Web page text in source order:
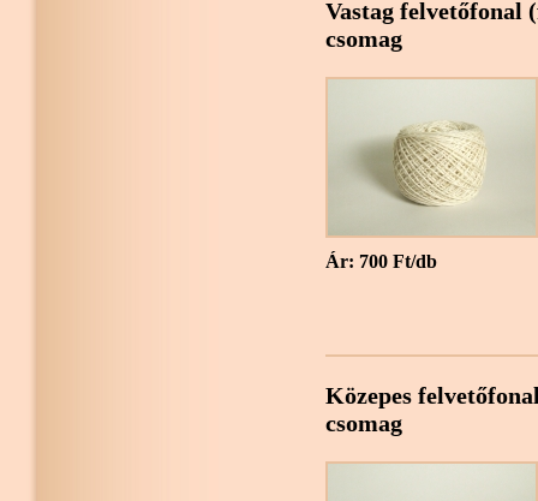
Vastag felvetőfonal
csomag
Ár: 700 Ft/db
Közepes
csomag